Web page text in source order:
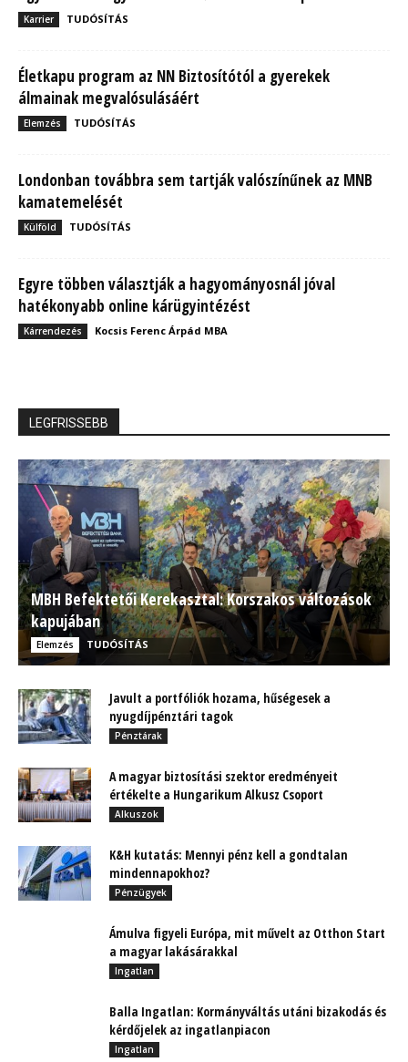
Karrier TUDÓSÍTÁS
Életkapu program az NN Biztosítótól a gyerekek
álmainak megvalósulásáért
Elemzés TUDÓSÍTÁS
Londonban továbbra sem tartják valószínűnek az MNB
kamatemelését
Külföld TUDÓSÍTÁS
Egyre többen választják a hagyományosnál jóval
hatékonyabb online kárügyintézést
Kárrendezés Kocsis Ferenc Árpád MBA
LEGFRISSEBB
MBH Befektetői Kerekasztal: Korszakos változások
kapujában
Elemzés TUDÓSÍTÁS
Javult a portfóliók hozama, hűségesek a
nyugdíjpénztári tagok
Pénztárak
A magyar biztosítási szektor eredményeit
értékelte a Hungarikum Alkusz Csoport
Alkuszok
K&H kutatás: Mennyi pénz kell a gondtalan
mindennapokhoz?
Pénzügyek
Ámulva figyeli Európa, mit művelt az Otthon Start
a magyar lakásárakkal
Ingatlan
Balla Ingatlan: Kormányváltás utáni bizakodás és
kérdőjelek az ingatlanpiacon
Ingatlan